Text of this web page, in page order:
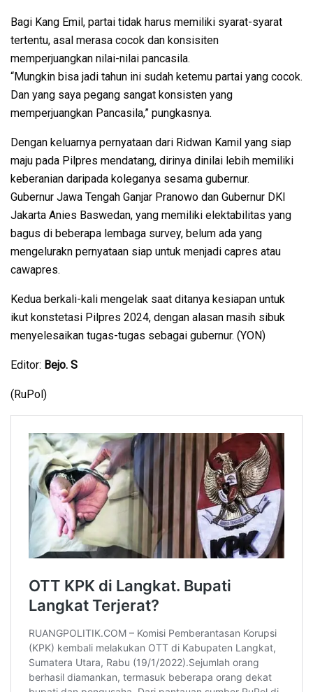
Bagi Kang Emil, partai tidak harus memiliki syarat-syarat
tertentu, asal merasa cocok dan konsisiten
memperjuangkan nilai-nilai pancasila.
“Mungkin bisa jadi tahun ini sudah ketemu partai yang cocok.
Dan yang saya pegang sangat konsisten yang
memperjuangkan Pancasila,” pungkasnya.
Dengan keluarnya pernyataan dari Ridwan Kamil yang siap
maju pada Pilpres mendatang, dirinya dinilai lebih memiliki
keberanian daripada koleganya sesama gubernur.
Gubernur Jawa Tengah Ganjar Pranowo dan Gubernur DKI
Jakarta Anies Baswedan, yang memiliki elektabilitas yang
bagus di beberapa lembaga survey, belum ada yang
mengelurakn pernyataan siap untuk menjadi capres atau
cawapres.
Kedua berkali-kali mengelak saat ditanya kesiapan untuk
ikut konstetasi Pilpres 2024, dengan alasan masih sibuk
menyelesaikan tugas-tugas sebagai gubernur. (YON)
Editor: Bejo. S
(RuPol)